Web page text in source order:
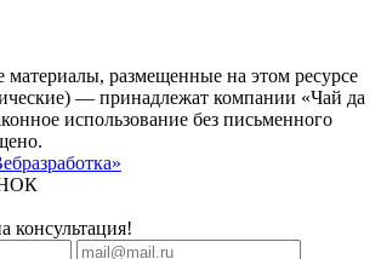
материалы, размещенные на этом ресурсе
— принадлежат компании «Чай да
использование без письменного
консультация!